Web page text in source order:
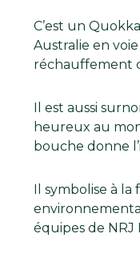
C’est un
Australie en
réchauffement
Il est aussi
heureux au
bouche donne
Il symbolise à
équipes de NRJ